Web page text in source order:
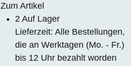
Zum Artikel
2 Auf Lager
Lieferzeit: Alle Bestellungen,
die an Werktagen (Mo. - Fr.)
bis 12 Uhr bezahlt worden